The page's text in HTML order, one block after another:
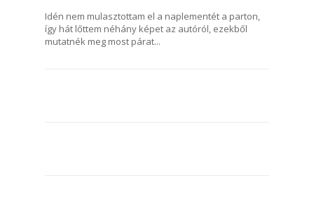
Idén nem mulasztottam el a naplementét a parton,
így hát lőttem néhány képet az autóról, ezekből
mutatnék meg most párat...